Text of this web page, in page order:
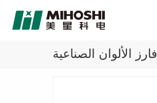
فارز الألوان الصناعية